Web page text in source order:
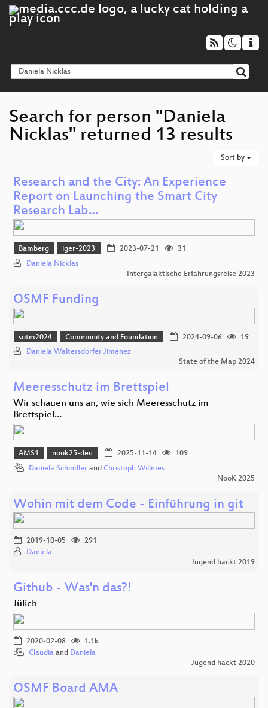
Search for person "Daniela
Nicklas" returned 13 results
Sort by
Research and the City: An Experience
Report on Launching the Smart City
Research Lab…
Bamberg iger-2023 2023-07-21
31
Daniela Nicklas
Intergalaktische Erfahrungsreise 2023
OSMF Funding
sotm2024 Community and Foundation 2024-09-06
19
Daniela Waltersdorfer Jimenez
State of the Map 2024
Meeresschutz im Brettspiel
Wir schauen uns an, wie sich Meeresschutz im
Brettspiel…
AMS1 nook25-deu 2025-11-14
109
Daniela Schindler and Christoph Willmes
NooK 2025
Wohin mit dem Code - Einführung in git
2019-10-05
291
Daniela
Jugend hackt 2019
Github - Was'n das?!
Jülich
2020-02-08
1.1k
Claudia and Daniela
Jugend hackt 2020
OSMF Board AMA